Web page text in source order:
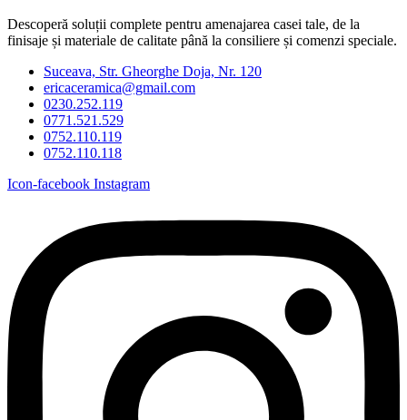
Descoperă soluții complete pentru amenajarea casei tale, de la
finisaje și materiale de calitate până la consiliere și comenzi speciale.
Suceava, Str. Gheorghe Doja, Nr. 120
ericaceramica@gmail.com
0230.252.119
0771.521.529
0752.110.119
0752.110.118
Icon-facebook Instagram